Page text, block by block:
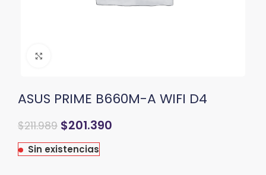
ASUS PRIME B660M-A WIFI D4
El
original
$211.989El
actual
$201.390
Sin existencias